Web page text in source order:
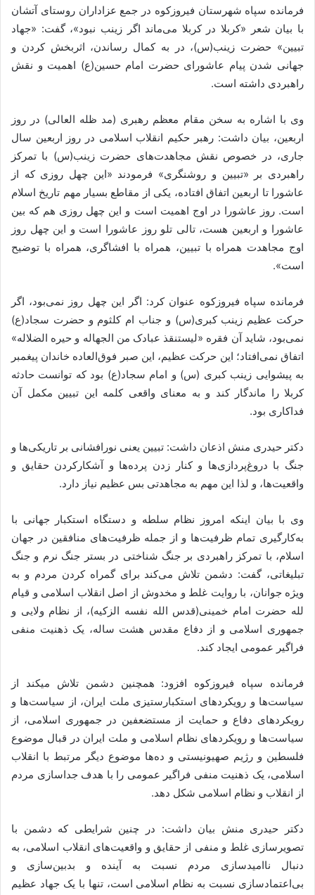
فرمانده سپاه شهرستان فیروزکوه در جمع عزاداران روستای آتشان
با بیان شعر «کربلا در کربلا می‌ماند اگر زینب نبود»، گفت: «جهاد
تبیین» حضرت زینب(س)، در به کمال رساندن، اثربخش کردن و
جهانی شدن پیام عاشورای حضرت امام حسین(ع) اهمیت و نقش
راهبردی داشته است.
وی با اشاره به سخن مقام معظم رهبری (مد ظله العالی) در روز
اربعین، بیان داشت: رهبر حکیم انقلاب اسلامی در روز اربعین سال
جاری، در خصوص نقش مجاهدت‌های حضرت زینب(س) با تمرکز
راهبردی بر «تبیین و روشنگری» فرمودند «این چهل روزی که از
عاشورا تا اربعین اتفاق افتاده، یکی از مقاطع بسیار مهم تاریخ اسلام
است. روز عاشورا در اوج اهمیت است و این چهل روزی هم که بین
عاشورا و اربعین هست، تالی تلو روز عاشورا است و این چهل روز
اوج مجاهدت همراه با تبیین، همراه با افشاگری، همراه با توضیح
است».
فرمانده سپاه فیروزکوه عنوان کرد: اگر این چهل روز نمی‌بود، اگر
حرکت عظیم زینب کبری(س) و جناب ام کلثوم و حضرت سجاد(ع)
نمی‌بود، شاید آن فقره «لیستنقذ عبادک من الجهاله و حیره الضلاله»
اتفاق نمی‌افتاد؛ این حرکت عظیم، این صبر فوق‌العاده خاندان پیغمبر
به پیشوایی زینب کبری (س) و امام سجاد(ع) بود که توانست حادثه
کربلا را ماندگار کند و به معنای واقعی کلمه این تبیین مکمل آن
فداکاری بود.
دکتر حیدری منش اذعان داشت: تبیین یعنی نورافشانی بر تاریکی‌ها و
جنگ با دروغ‌پردازی‌ها و کنار زدن پرده‌ها و آشکارکردن حقایق و
واقعیت‌ها، و لذا این مهم به مجاهدتی بس عظیم نیاز دارد.
وی با بیان اینکه امروز نظام سلطه و دستگاه استکبار جهانی با
به‌کارگیری تمام ظرفیت‌ها و از جمله ظرفیت‌های منافقین در جهان
اسلام، با تمرکز راهبردی بر جنگ ‌شناختی در بستر جنگ نرم و جنگ
تبلیغاتی، گفت: دشمن تلاش می‌کند برای گمراه‌ کردن مردم و به
ویژه جوانان، با روایت غلط و مخدوش از اصل انقلاب اسلامی و قیام
لله حضرت امام خمینی(قدس الله نفسه الزکیه)، از نظام ولایی و
جمهوری اسلامی و از دفاع مقدس هشت ساله، یک ذهنیت منفی
فراگیر عمومی ایجاد کند.
فرمانده سپاه فیروزکوه افزود: همچنین دشمن تلاش میکند از
سیاست‌ها و رویکردهای استکبارستیزی ملت ایران، از سیاست‌ها و
رویکردهای دفاع و حمایت از مستضعفین در جمهوری اسلامی، از
سیاست‌ها و رویکردهای نظام اسلامی و ملت ایران در قبال موضوع
فلسطین و رژیم صهیونیستی و ده‌ها موضوع دیگر مرتبط با انقلاب
اسلامی، یک ذهنیت منفی فراگیر عمومی را با هدف جداسازی مردم
از انقلاب و نظام اسلامی شکل دهد.
دکتر حیدری منش بیان داشت: در چنین شرایطی که دشمن با
تصویرسازی غلط و منفی از حقایق و واقعیت‌های انقلاب اسلامی، به
دنبال ناامیدسازی مردم نسبت به آینده و بدبین‌سازی و
بی‌اعتمادسازی نسبت به نظام اسلامی است، تنها با یک جهاد عظیم